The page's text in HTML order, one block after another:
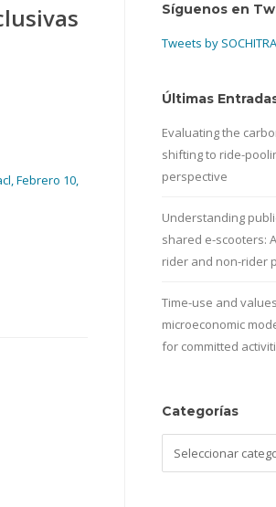
Febrero 10,
Síguenos en
Tweets by
Últimas
Evaluating the
shifting to ride-
perspective
Understanding
shared e-scooters:
rider and non-rider
Time-use and
microeconomic
for committed
Categorías